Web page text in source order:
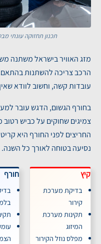
תכנון תחזוקה עונתי
מזג האוויר בישראל משתנה
הרכב צריכה להשתנות
עובדות קשה, וחשוב לוודא
בחורף הגשום, הדגש עובר
צמיגים שחוקים על כביש רטוב
החריצים לפני החורף היא
נסיעה בטוחה לאורך כל השנה.
קיץ
בדיקת מערכת
קירור
תקינות מערכת
המיזוג
מפלס נוזל הקירור
חורף